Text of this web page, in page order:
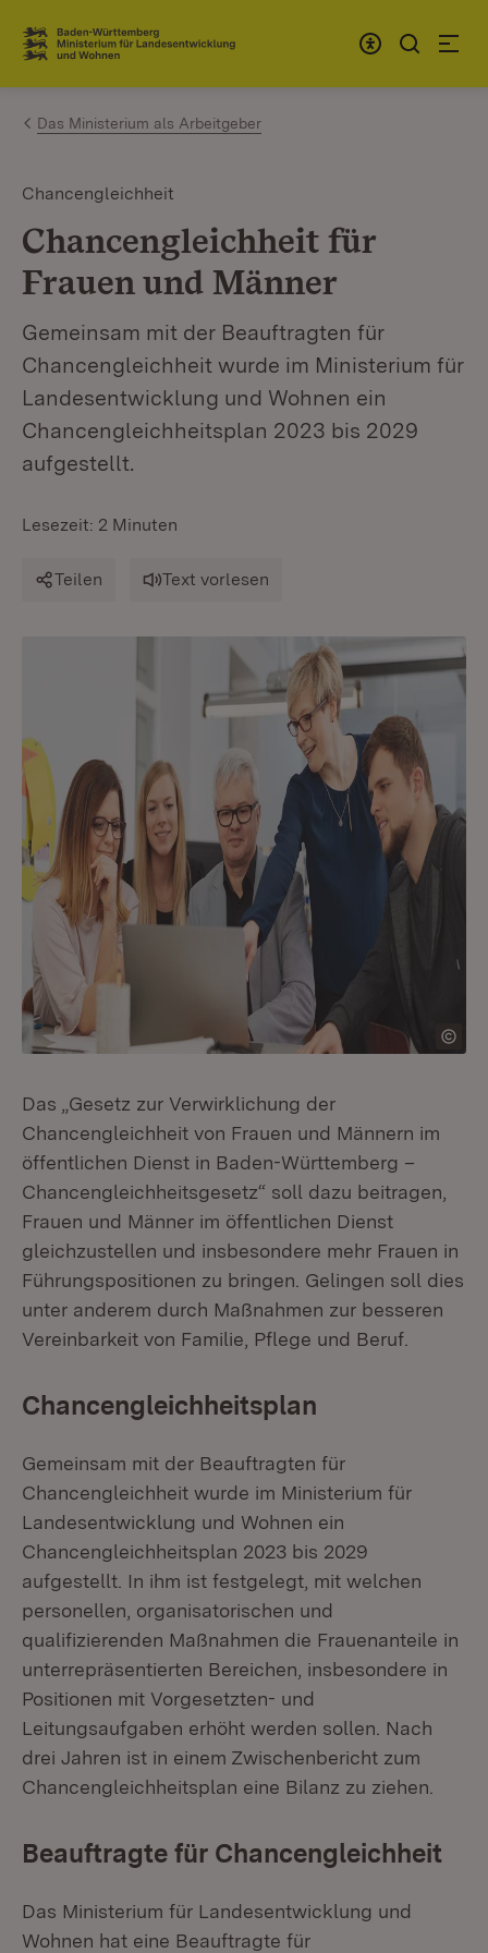
Zum Inhalt springen
Link zur Startseite
Das Ministerium als Arbeitgeber
Chancengleichheit
Chancengleichheit für
Frauen und Männer
Gemeinsam mit der Beauftragten für
Chancengleichheit wurde im Ministerium für
Landesentwicklung und Wohnen ein
Chancengleichheitsplan 2023 bis 2029
aufgestellt.
Lesezeit: 2 Minuten
Teilen Text vorlesen
Das „Gesetz zur Verwirklichung der
Chancengleichheit von Frauen und Männern im
öffentlichen Dienst in Baden-Württemberg –
Chancengleichheitsgesetz“ soll dazu beitragen,
Frauen und Männer im öffentlichen Dienst
gleichzustellen und insbesondere mehr Frauen in
Führungspositionen zu bringen. Gelingen soll dies
unter anderem durch Maßnahmen zur besseren
Vereinbarkeit von Familie, Pflege und Beruf.
Chancengleichheitsplan
Gemeinsam mit der Beauftragten für
Chancengleichheit wurde im Ministerium für
Landesentwicklung und Wohnen ein
Chancengleichheitsplan 2023 bis 2029
aufgestellt. In ihm ist festgelegt, mit welchen
personellen, organisatorischen und
qualifizierenden Maßnahmen die Frauenanteile in
unterrepräsentierten Bereichen, insbesondere in
Positionen mit Vorgesetzten- und
Leitungsaufgaben erhöht werden sollen. Nach
drei Jahren ist in einem Zwischenbericht zum
Chancengleichheitsplan eine Bilanz zu ziehen.
Beauftragte für Chancengleichheit
Das Ministerium für Landesentwicklung und
Wohnen hat eine Beauftragte für